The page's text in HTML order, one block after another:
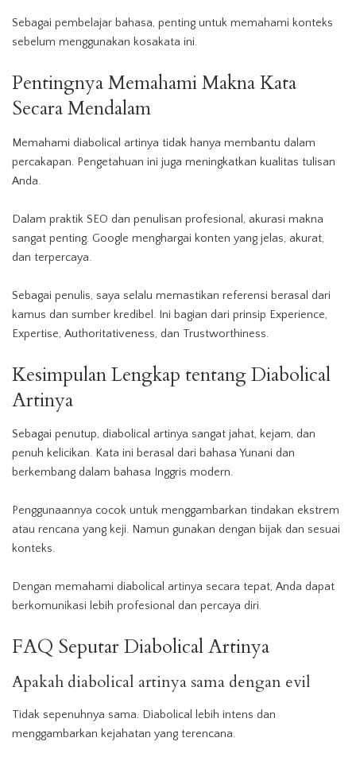
Sebagai pembelajar bahasa, penting untuk memahami konteks
sebelum menggunakan kosakata ini.
Pentingnya Memahami Makna Kata
Secara Mendalam
Memahami diabolical artinya tidak hanya membantu dalam
percakapan. Pengetahuan ini juga meningkatkan kualitas tulisan
Anda.
Dalam praktik SEO dan penulisan profesional, akurasi makna
sangat penting. Google menghargai konten yang jelas, akurat,
dan terpercaya.
Sebagai penulis, saya selalu memastikan referensi berasal dari
kamus dan sumber kredibel. Ini bagian dari prinsip Experience,
Expertise, Authoritativeness, dan Trustworthiness.
Kesimpulan Lengkap tentang Diabolical
Artinya
Sebagai penutup, diabolical artinya sangat jahat, kejam, dan
penuh kelicikan. Kata ini berasal dari bahasa Yunani dan
berkembang dalam bahasa Inggris modern.
Penggunaannya cocok untuk menggambarkan tindakan ekstrem
atau rencana yang keji. Namun gunakan dengan bijak dan sesuai
konteks.
Dengan memahami diabolical artinya secara tepat, Anda dapat
berkomunikasi lebih profesional dan percaya diri.
FAQ Seputar Diabolical Artinya
Apakah diabolical artinya sama dengan evil
Tidak sepenuhnya sama. Diabolical lebih intens dan
menggambarkan kejahatan yang terencana.